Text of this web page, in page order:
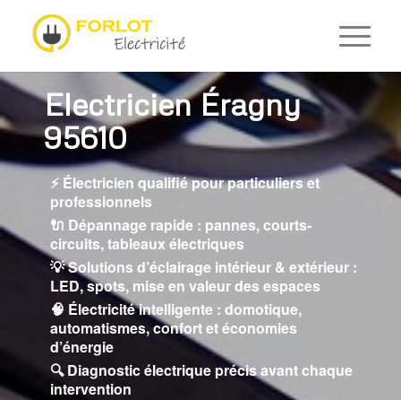
Electricien Éragny
95610
⚡ Électricien qualifié pour particuliers et
professionnels
🔌 Dépannage rapide : pannes, courts-
circuits, tableaux électriques
💡 Solutions d’éclairage intérieur & extérieur :
LED, spots, mise en valeur des espaces
🧠 Électricité intelligente : domotique,
automatismes, confort et économies
d’énergie
🔍 Diagnostic électrique précis avant chaque
intervention